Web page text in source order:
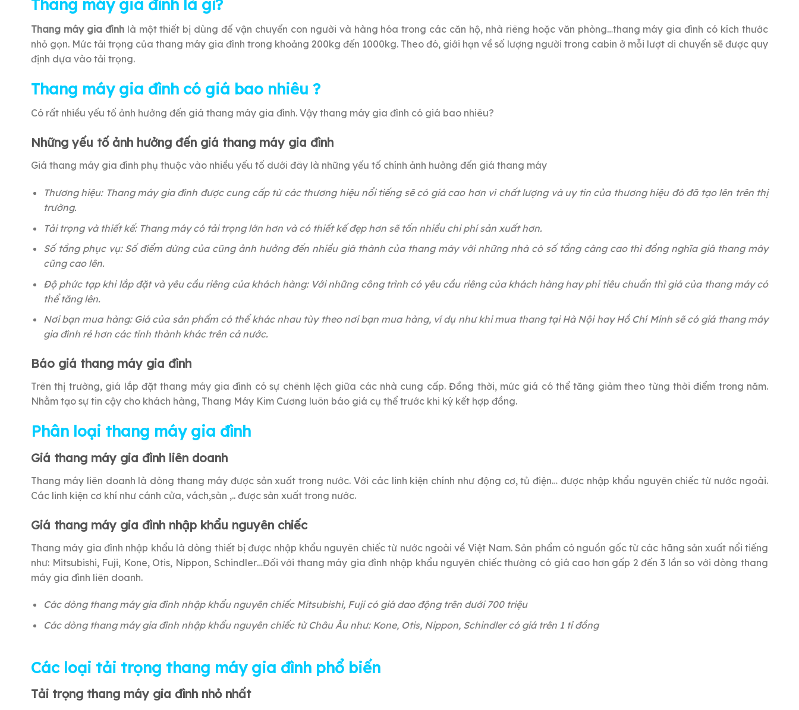
Thang máy gia đình là gì?
Thang máy gia đìnhlà một thiết bị dùng để vận chuyển con người và hàng hóa trong các căn hộ, nhà riêng hoặc văn phòng…thang máy gia đình có kích thước
nhỏ gọn. Mức tải trọng của thang máy gia đình trong khoảng 200kg đến 1000kg. Theo đó, giới hạn về số lượng người trong cabin ở mỗi lượt di chuyển sẽ được quy
định dựa vào tải trọng.
Thang máy gia đình có giá bao nhiêu ?
Có rất nhiều yếu tố ảnh hưởng đến giá thang máy gia đình. Vậy thang máy gia đình có giá bao nhiêu?
Những yếu tố ảnh hưởng đến giá thang máy gia đình
Giá thang máy gia đình phụ thuộc vào nhiều yếu tố dưới đây là những yếu tố chính ảnh hưởng đến giá thang máy
Thương hiệu: Thang máy gia đình được cung cấp từ các thương hiệu nổi tiếng sẽ có giá cao hơn vì chất lượng và uy tín của thương hiệu đó đã tạo lên trên thị
trường.
Tải trọng và thiết kế: Thang máy có tải trọng lớn hơn và có thiết kế đẹp hơn sẽ tốn nhiều chi phí sản xuất hơn.
Số tầng phục vụ: Số điểm dừng của cũng ảnh hưởng đến nhiều giá thành của thang máy với những nhà có số tầng càng cao thì đồng nghĩa giá thang máy
cũng cao lên.
Độ phức tạp khi lắp đặt và yêu cầu riêng của khách hàng: Với những công trình có yêu cầu riêng của khách hàng hay phi tiêu chuẩn thì giá của thang máy có
thể tăng lên.
Nơi bạn mua hàng: Giá của sản phẩm có thể khác nhau tùy theo nơi bạn mua hàng, ví dụ như khi mua thang tại Hà Nội hay Hồ Chí Minh sẽ có giá thang máy
gia đình rẻ hơn các tỉnh thành khác trên cả nước.
Báo giá thang máy gia đình
Trên thị trường, giá lắp đặt thang máy gia đình có sự chênh lệch giữa các nhà cung cấp. Đồng thời, mức giá có thể tăng giảm theo từng thời điểm trong năm.
Nhằm tạo sự tin cậy cho khách hàng, Thang Máy Kim Cương luôn báo giá cụ thể trước khi ký kết hợp đồng.
Phân loại thang máy gia đình
Giá thang máy gia đình liên doanh
Thang máy liên doanh là dòng thang máy được sản xuất trong nước. Với các linh kiện chính như động cơ, tủ điện… được nhập khẩu nguyên chiếc từ nước ngoài.
Các linh kiện cơ khí như cánh cửa, vách,sàn ,.. được sản xuất trong nước.
Giá thang máy gia đình nhập khẩu nguyên chiếc
Thang máy gia đình nhập khẩu là dòng thiết bị được nhập khẩu nguyên chiếc từ nước ngoài về Việt Nam. Sản phẩm có nguồn gốc từ các hãng sản xuất nổi tiếng
như: Mitsubishi, Fuji, Kone, Otis, Nippon, Schindler…Đối với thang máy gia đình nhập khẩu nguyên chiếc thường có giá cao hơn gấp 2 đến 3 lần so với dòng thang
máy gia đình liên doanh.
Các dòng thang máy gia đình nhập khẩu nguyên chiếc Mitsubishi, Fuji có giá dao động trên dưới 700 triệu
Các dòng thang máy gia đình nhập khẩu nguyên chiếc từ Châu Âu như: Kone, Otis, Nippon, Schindler có giá trên 1 tỉ đồng
Các loại tải trọng thang máy gia đình phổ biến
Tải trọng thang máy gia đình nhỏ nhất